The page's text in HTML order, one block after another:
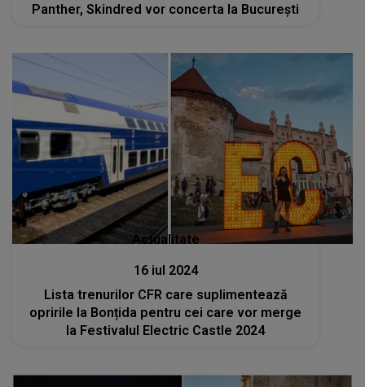
Panther, Skindred vor concerta la Bucureşti
Actualitate
16 iul 2024
Lista trenurilor CFR care suplimentează
opririle la Bonțida pentru cei care vor merge
la Festivalul Electric Castle 2024